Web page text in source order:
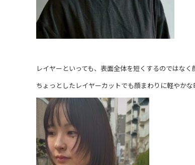
レイヤーといっても、表面全体を短くするのではな
ちょっとしたレイヤーカットでも顔まわりに軽やかな